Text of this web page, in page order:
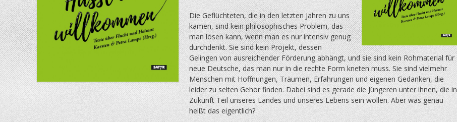
Die Geflüchteten, die in den letzten Jahren zu uns
kamen, sind kein philosophisches Problem, das
man lösen kann, wenn man es nur intensiv genug
durchdenkt. Sie sind kein Projekt, dessen
Gelingen von ausreichender Förderung abhängt, und sie sind kein Rohmaterial für
neue Deutsche, das man nur in die rechte Form kneten muss. Sie sind vielmehr
Menschen mit Hoffnungen, Träumen, Erfahrungen und eigenen Gedanken, die
leider zu selten Gehör finden. Dabei sind es gerade die Jüngeren unter ihnen, die in
Zukunft Teil unseres Landes und unseres Lebens sein wollen. Aber was genau
heißt das eigentlich?